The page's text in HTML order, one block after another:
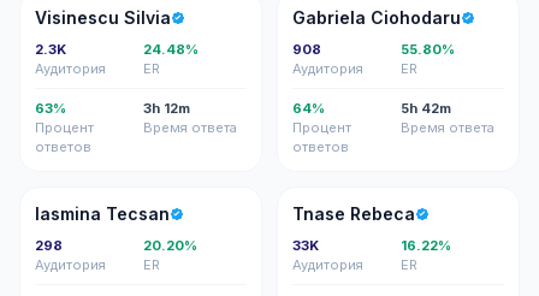
VS
Visinescu Silvia
2.3K
Аудитория
24.48%
ER
63%
Процент
ответов
3h 12m
Время ответа
GC
Gabriela Ciohodaru
908
Аудитория
55.80%
ER
64%
Процент
ответов
5h 42m
Время ответа
IT
Iasmina Tecsan
298
Аудитория
20.20%
ER
TR
Tnase Rebeca
33K
Аудитория
16.22%
ER